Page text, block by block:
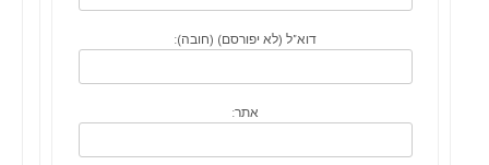
דוא"ל (לא יפורסם) (חובה):
אתר: